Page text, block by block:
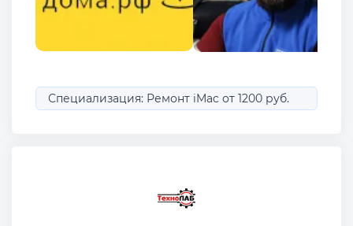
Специализация: Ремонт iMac от 1200 руб.